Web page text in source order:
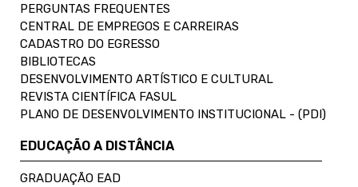
PERGUNTAS FREQUENTES
CENTRAL DE EMPREGOS E CARREIRAS
CADASTRO DO EGRESSO
BIBLIOTECAS
DESENVOLVIMENTO ARTÍSTICO E CULTURAL
REVISTA CIENTÍFICA FASUL
PLANO DE DESENVOLVIMENTO INSTITUCIONAL - (PDI)
EDUCAÇÃO A DISTÂNCIA
GRADUAÇÃO EAD